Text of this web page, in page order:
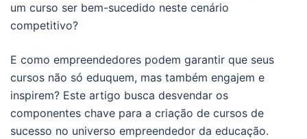
um curso ser bem-sucedido neste cenário
competitivo?
E como empreendedores podem garantir que seus
cursos não só eduquem, mas também engajem e
inspirem? Este artigo busca desvendar os
componentes chave para a criação de cursos de
sucesso no universo empreendedor da educação.